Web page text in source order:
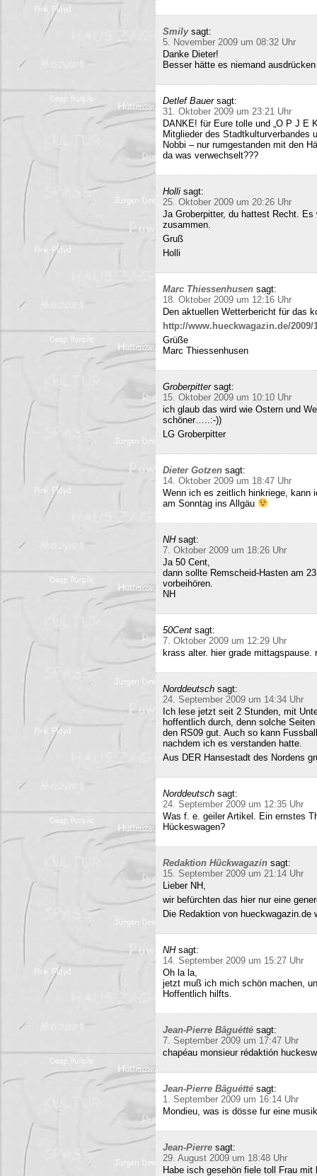
Smily sagt:
5. November 2009 um 08:32 Uhr
Danke Dieter!
Besser hätte es niemand
Detlef Bauer sagt:
31. Oktober 2009 um 23:21 Uhr
DANKE! für Eure tolle und „O P J E
Mitglieder des Stadtkulturverbandes
Nobbi – nur rumgestanden mit den
da was verwechselt???
Holli sagt:
25. Oktober 2009 um 20:26 Uhr
Ja Groberpitter, du hattest Recht.
zusammen.
Gruß
Holli
Marc Thiessenhusen sagt:
18. Oktober 2009 um 12:16 Uhr
Den aktuellen Wetterbericht für das
http://www.hueckwagazin.de/2009/
Grüße
Marc Thiessenhusen
Groberpitter sagt:
15. Oktober 2009 um 10:10 Uhr
ich glaub das wird wie Ostern und
schöner…..:-))
LG Groberpitter
Dieter Gotzen sagt:
14. Oktober 2009 um 18:47 Uhr
Wenn ich es zeitlich hinkriege, kann
am Sonntag ins Allgäu
NH sagt:
7. Oktober 2009 um 18:26 Uhr
Ja 50 Cent,
dann sollte Remscheid-Hasten am
vorbeihören.
NH
50Cent sagt:
7. Oktober 2009 um 12:29 Uhr
krass alter. hier grade
Norddeutsch sagt:
24. September 2009 um 14:34 Uhr
Ich lese jetzt seit 2 Stunden, mit
hoffentlich durch, denn solche
den RS09 gut. Auch so kann
nachdem ich es verstanden hatte.
Aus DER Hansestadt des Nordens
Norddeutsch sagt:
24. September 2009 um 12:35 Uhr
Was f. e. geiler Artikel. Ein ernstes
Hückeswagen?
Redaktion Hückwagazin sagt:
15. September 2009 um 21:14 Uhr
Lieber NH,
wir befürchten das hier nur eine
Die Redaktion von
NH sagt:
14. September 2009 um 15:27 Uhr
Oh la la,
jetzt muß ich mich schön machen,
Hoffentlich hilfts.
Jean-Pierre Bâguétté sagt:
7. September 2009 um 17:47 Uhr
chapéau monsieur rédaktión
Jean-Pierre Bâguétté sagt:
1. September 2009 um 16:14 Uhr
Mondieu, was is dösse fur eine
Jean-Pierre sagt:
29. August 2009 um 18:48 Uhr
Habe isch gesehön fiele toll Frau